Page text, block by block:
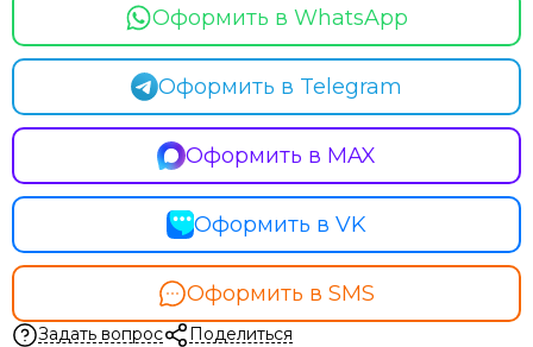
Оформить в WhatsApp
Оформить в Telegram
Оформить в MAX
Оформить в VK
Оформить в SMS
Задать вопрос Поделиться